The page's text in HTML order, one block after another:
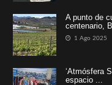
A punto de
centenario,
1 Ago 2025
‘Atmósfera
espacio ...